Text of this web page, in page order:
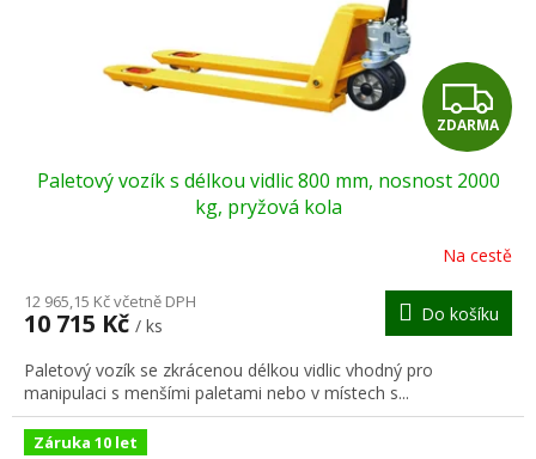
Z
D
A
R
M
A
ZDARMA
Paletový vozík s délkou vidlic 800 mm, nosnost 2000
kg, pryžová kola
Na cestě
12 965,15 Kč včetně DPH
10 715 Kč / ks
Do košíku
Paletový vozík se zkrácenou délkou vidlic vhodný pro
manipulaci s menšími paletami nebo v místech s...
Záruka 10 let